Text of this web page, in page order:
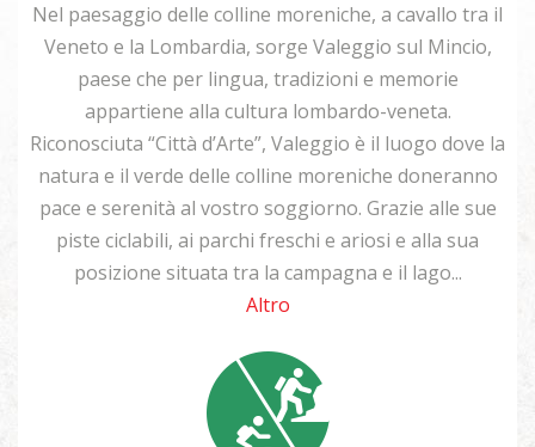
Nel paesaggio delle colline moreniche, a cavallo tra il
Veneto e la Lombardia, sorge Valeggio sul Mincio,
paese che per lingua, tradizioni e memorie
appartiene alla cultura lombardo-veneta.
Riconosciuta “Città d’Arte”, Valeggio è il luogo dove la
natura e il verde delle colline moreniche doneranno
pace e serenità al vostro soggiorno. Grazie alle sue
piste ciclabili, ai parchi freschi e ariosi e alla sua
posizione situata tra la campagna e il lago...
Altro